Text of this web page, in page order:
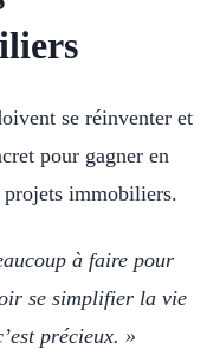
se réinventer et
pour gagner en
immobiliers.
à faire pour
se simplifier la vie
précieux. »